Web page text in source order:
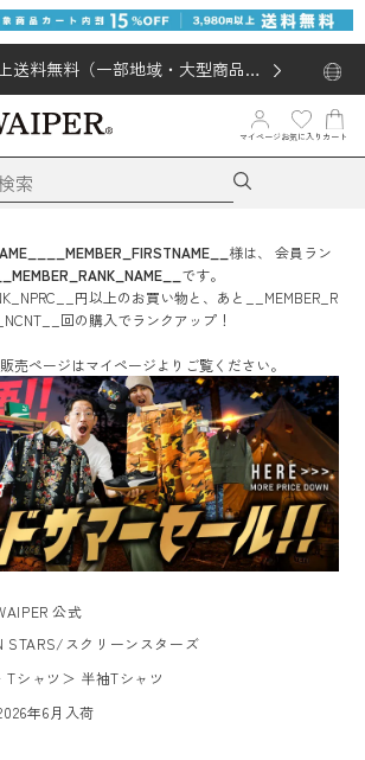
送料無料（一部地域・大型商品対
マイページ お気に入り カート
__MEMBER_FIRSTNAME__ 様は、
会員ラン
__MEMBER_RANK_NAME__ です。
円以上のお買い物と、あと
__MEMBER_R
回の購入でランクアップ！
売ページはマイページよりご覧ください。
公式
STARS/スクリーンスターズ
Tシャツ ＞ 半袖Tシャツ
年6月入荷